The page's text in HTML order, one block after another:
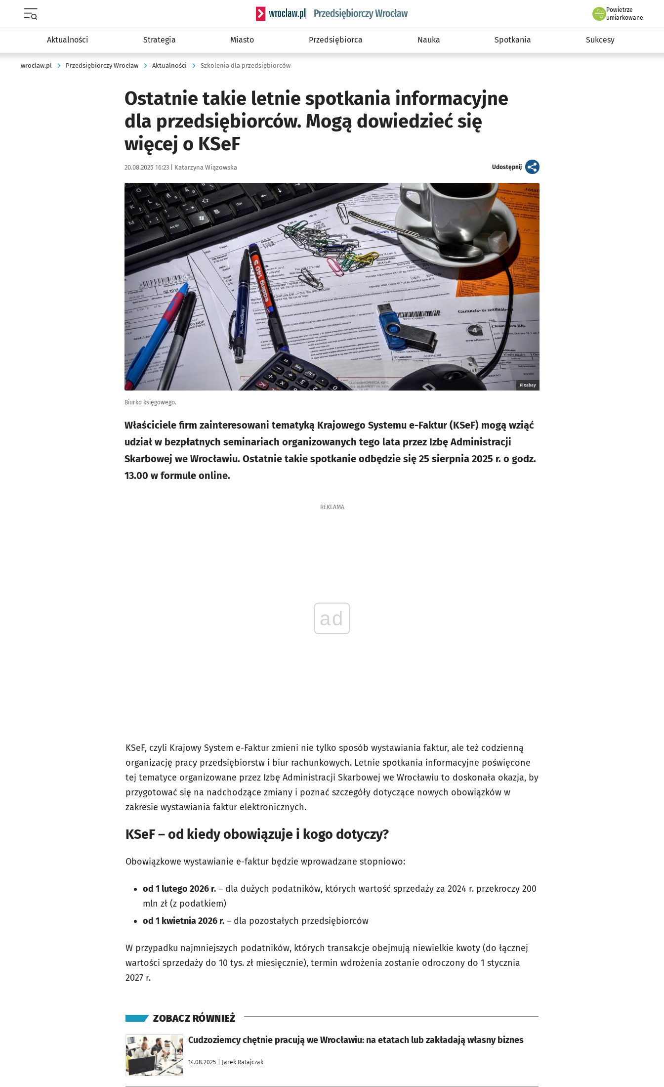
Serwis informacyjny wroclaw.pl podserwis: Strategia rozwoju przedsiębiorczości miasta Wrocławia
Powietrze
we Wrocławiu
umiarkowane
Aktualności Strategia Miasto Przedsiębiorca Nauka Spotkania Sukcesy
wroclaw.pl Przedsiębiorczy Wrocław Aktualności Szkolenia dla przedsiębiorców
Ostatnie takie letnie spotkania informacyjne
dla przedsiębiorców. Mogą dowiedzieć się
więcej o KSeF
Data publikacji:
20.08.2025 16:23 | Autor:
Katarzyna Wiązowska Udostępnijartykuł
Kliknij, aby powiększyć
Pixabay
Biurko księgowego.
Właściciele firm zainteresowani tematyką Krajowego Systemu e-Faktur (KSeF) mogą wziąć
udział w bezpłatnych seminariach organizowanych tego lata przez Izbę Administracji
Skarbowej we Wrocławiu. Ostatnie takie spotkanie odbędzie się 25 sierpnia 2025 r. o godz.
13.00 w formule online.
REKLAMA
ad
KSeF, czyli Krajowy System e-Faktur zmieni nie tylko sposób wystawiania faktur, ale też codzienną
organizację pracy przedsiębiorstw i biur rachunkowych. Letnie spotkania informacyjne poświęcone
tej tematyce organizowane przez Izbę Administracji Skarbowej we Wrocławiu to doskonała okazja, by
przygotować się na nadchodzące zmiany i poznać szczegóły dotyczące nowych obowiązków w
zakresie wystawiania faktur elektronicznych.
KSeF – od kiedy obowiązuje i kogo dotyczy?
Obowiązkowe wystawianie e-faktur będzie wprowadzane stopniowo:
od 1 lutego 2026 r. – dla dużych podatników, których wartość sprzedaży za 2024 r. przekroczy 200
mln zł (z podatkiem)
od 1 kwietnia 2026 r. – dla pozostałych przedsiębiorców
W przypadku najmniejszych podatników, których transakcje obejmują niewielkie kwoty (do łącznej
wartości sprzedaży do 10 tys. zł miesięcznie), termin wdrożenia zostanie odroczony do 1 stycznia
2027 r.
ZOBACZ RÓWNIEŻ
Cudzoziemcy chętnie pracują we Wrocławiu: na etatach lub zakładają własny biznes
14.08.2025 | Jarek Ratajczak
otworzy się w nowej karcie